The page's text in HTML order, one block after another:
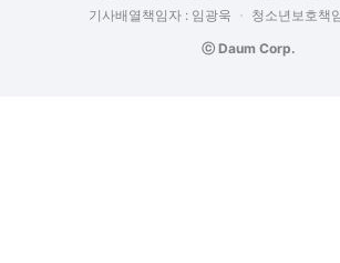
기사배열책임자 : 임광욱
청소년보호책
ⓒ Daum Corp.